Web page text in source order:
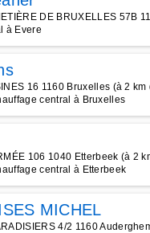
DE BRUXELLES 57B
à Evere
16 1160 Bruxelles (à 2
central à Bruxelles
106 1040 Etterbeek (à 2
central à Etterbeek
MICHEL
4/2 1160